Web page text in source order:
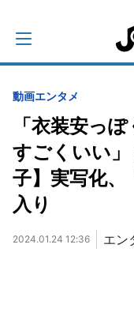
動画エンタメ
「衣装安っ
すごくいい
子】実写化
入り
2024.01.24 12:36 エン